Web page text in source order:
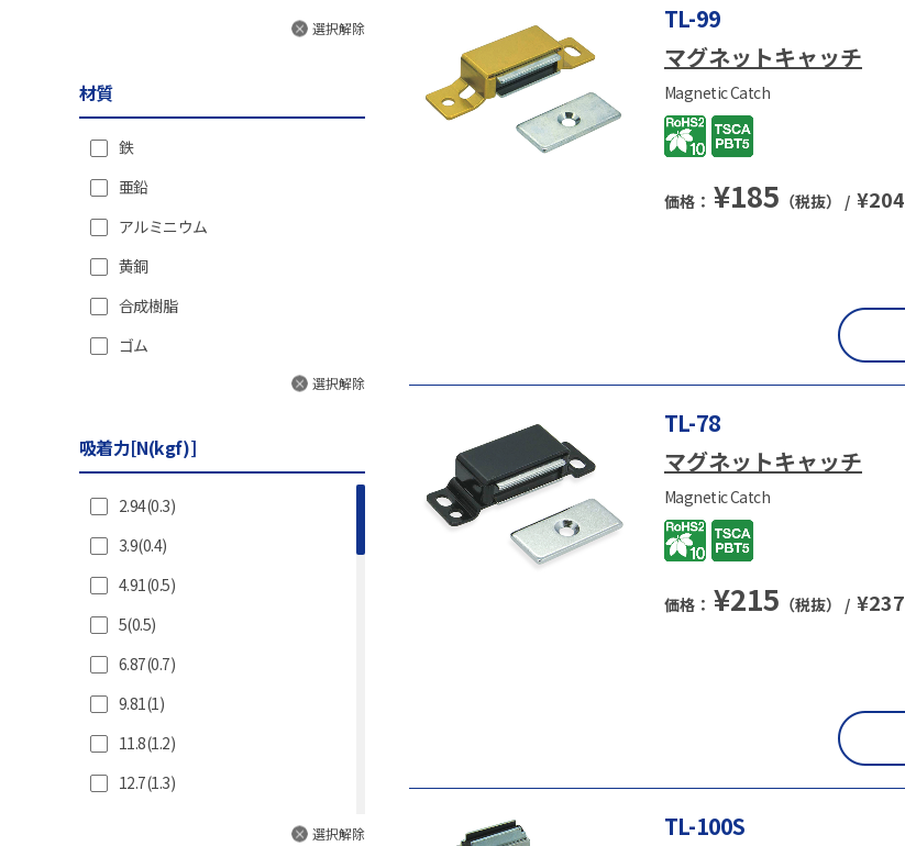
TL-99
マグネットキャッチ
Magnetic Catch
価格： ¥185 （税抜） / ¥204
TL-78
マグネットキャッチ
Magnetic Catch
価格： ¥215 （税抜） / ¥237
TL-100S
選択解除
材質
鉄
亜鉛
アルミニウム
黄銅
合成樹脂
ゴム
選択解除
吸着力[N(kgf)]
2.94(0.3)
3.9(0.4)
4.91(0.5)
5(0.5)
6.87(0.7)
9.81(1)
11.8(1.2)
12.7(1.3)
選択解除